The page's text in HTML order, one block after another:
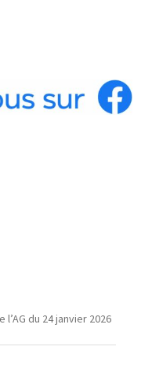
du 24 janvier 2026